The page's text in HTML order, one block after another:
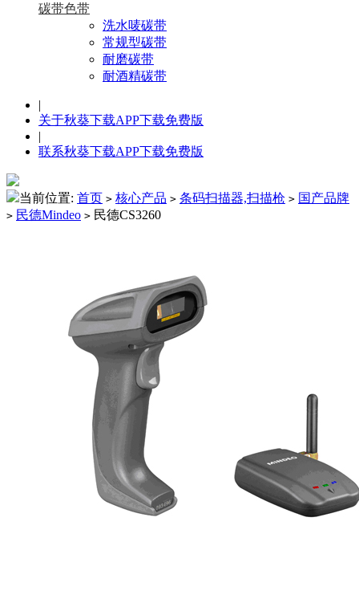
碳带色带
洗水唛碳带
常规型碳带
耐磨碳带
耐酒精碳带
|
关于秋葵下载APP下载免费版
|
联系秋葵下载APP下载免费版
当前位置: 首页 > 核心产品 > 条码扫描器,扫描枪 > 国产品牌
> 民德Mindeo > 民德CS3260